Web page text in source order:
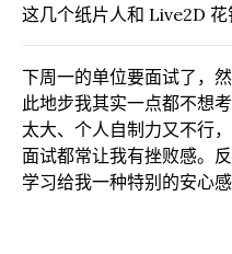
这几个纸片人和 Live2D 花
下周一的单位要面试了，
此地步我其实一点都不想
太大、个人自制力又不行
面试都常让我有挫败感。
学习给我一种特别的安心感